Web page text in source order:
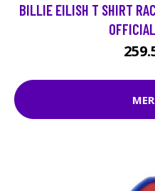
BILLIE EILISH T SHIRT